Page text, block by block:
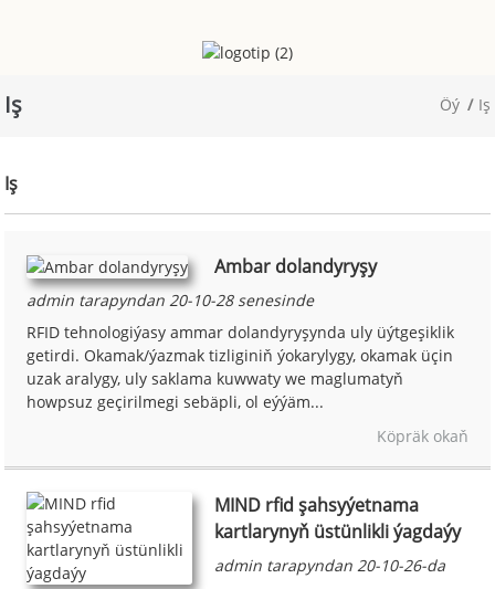
Iş Öý Iş
Iş
Ambar dolandyryşy
admin tarapyndan 20-10-28 senesinde
RFID tehnologiýasy ammar dolandyryşynda uly üýtgeşiklik
getirdi. Okamak/ýazmak tizliginiň ýokarylygy, okamak üçin
uzak aralygy, uly saklama kuwwaty we maglumatyň
howpsuz geçirilmegi sebäpli, ol eýýäm...
Köpräk okaň
MIND rfid şahsyýetnama
kartlarynyň üstünlikli ýagdaýy
admin tarapyndan 20-10-26-da